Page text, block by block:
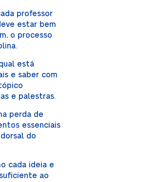
professor
estar bem
o processo
está
e saber com
e palestras.
perda de
essenciais
do
cada ideia e
ao